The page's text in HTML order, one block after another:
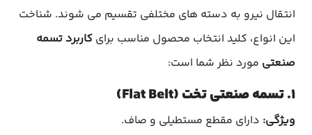
انتقال نیرو به دسته های مختلفی تقسیم می شوند. شناخت
این انواع، کلید انتخاب محصول مناسب برای کاربرد تسمه
صنعتی مورد نظر شما است:
۱. تسمه صنعتی تخت (Flat Belt)
ویژگی: دارای مقطع مستطیلی و صاف.